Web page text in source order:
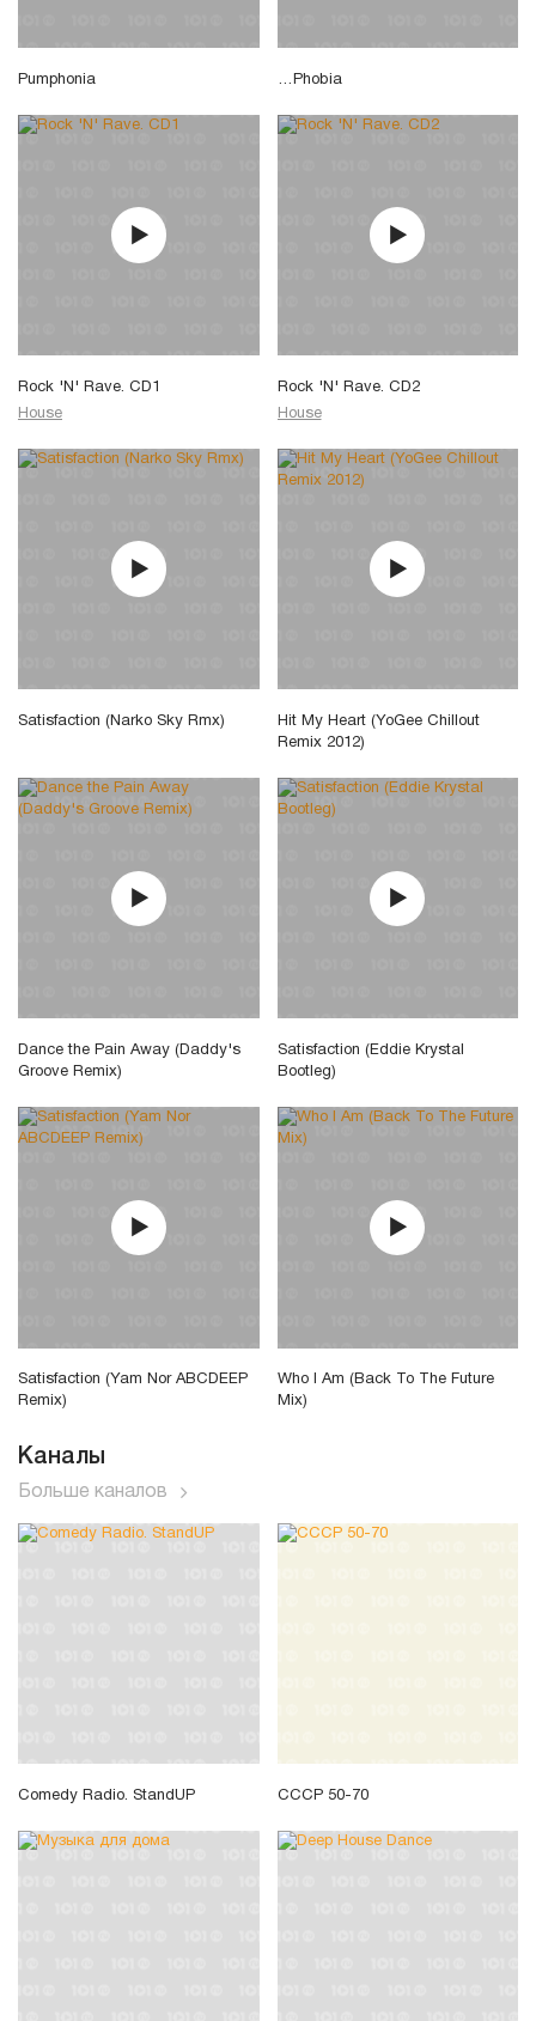
Pumphonia …Phobia
Rock 'N' Rave. CD1
House
Rock 'N' Rave. CD2
House
Satisfaction (Narko Sky Rmx)
Hit My Heart (YoGee Chillout
Remix 2012)
Dance the Pain Away (Daddy's
Groove Remix)
Satisfaction (Eddie Krystal
Bootleg)
Satisfaction (Yam Nor ABCDEEP
Remix)
Who I Am (Back To The Future
Mix)
Каналы
Больше каналов
Comedy Radio. StandUP СССР 50-70